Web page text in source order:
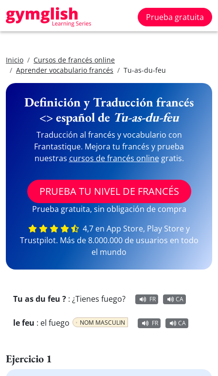
Prueba gratuita
Inicio
Cursos de francés online
Aprender vocabulario francés
Tu-as-du-feu
Definición y Traducción francés
<> español de Tu-as-du-feu
Traducción al francés y vocabulario con
Frantastique. Mejora tu francés y prueba
nuestras cursos de francés onlinegratis.
PRUEBA TU NIVEL DE FRANCÉS
Prueba gratuita, sin obligación de compra
4,7 en App Store, Play Store y
Trustpilot. Más de 8.000.000 de usuarios en todo
el mundo
Tu as du feu ? : ¿Tienes fuego? FR CA
le feu : el fuego NOM MASCULIN FR CA
Ejercicio 1